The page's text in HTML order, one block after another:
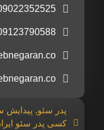
پدر سئو, پیدایش
کسی پدر سئو